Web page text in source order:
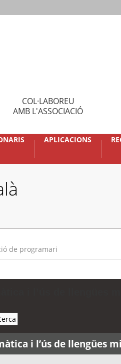
COL·LABOREU
AMB L'ASSOCIACIÓ
APLICACIONS
de programari
i l’ús de llengües